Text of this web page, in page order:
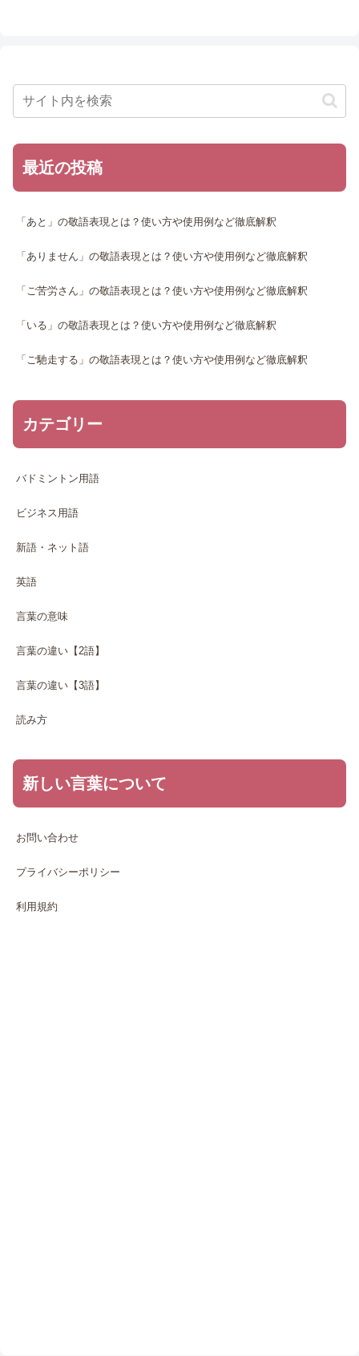
最近の投稿
「あと」の敬語表現とは？使い方や使用例など徹底解釈
「ありません」の敬語表現とは？使い方や使用例など徹底解釈
「ご苦労さん」の敬語表現とは？使い方や使用例など徹底解釈
「いる」の敬語表現とは？使い方や使用例など徹底解釈
「ご馳走する」の敬語表現とは？使い方や使用例など徹底解釈
カテゴリー
バドミントン用語
ビジネス用語
新語・ネット語
英語
言葉の意味
言葉の違い【2語】
言葉の違い【3語】
読み方
新しい言葉について
お問い合わせ
プライバシーポリシー
利用規約